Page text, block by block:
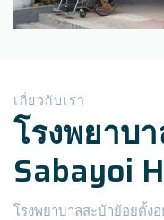
เกี่ยวกับเรา
โรงพยาบ
Sabayoi
โรงพยาบาลสะบ้าย้อยตั้ง